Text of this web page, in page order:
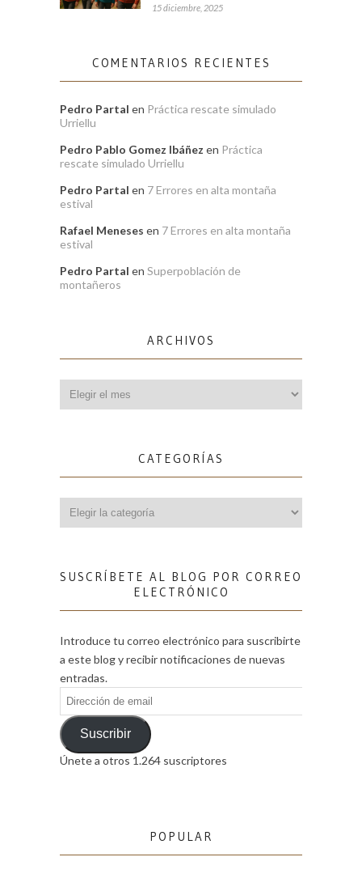
15 diciembre, 2025
COMENTARIOS RECIENTES
Pedro Partal en Práctica rescate simulado
Urriellu
Pedro Pablo Gomez Ibáñez en Práctica
rescate simulado Urriellu
Pedro Partal en 7 Errores en alta montaña
estival
Rafael Meneses en 7 Errores en alta montaña
estival
Pedro Partal en Superpoblación de
montañeros
ARCHIVOS
CATEGORÍAS
SUSCRÍBETE AL BLOG POR CORREO
ELECTRÓNICO
Introduce tu correo electrónico para suscribirte
a este blog y recibir notificaciones de nuevas
entradas.
Dirección
de
emailSuscribir
Únete a otros 1.264 suscriptores
POPULAR